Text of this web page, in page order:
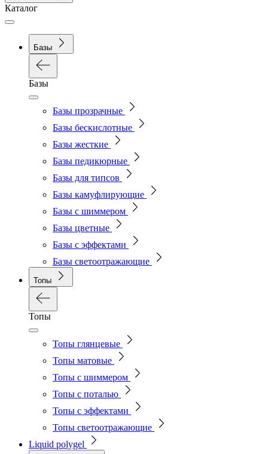
Каталог
Базы
Базы
Базы прозрачные
Базы бескислотные
Базы жесткие
Базы педикюрные
Базы для типсов
Базы камуфлирующие
Базы с шиммером
Базы цветные
Базы с эффектами
Базы светоотражающие
Топы
Топы
Топы глянцевые
Топы матовые
Топы с шиммером
Топы с поталью
Топы с эффектами
Топы светоотражающие
Liquid polygel